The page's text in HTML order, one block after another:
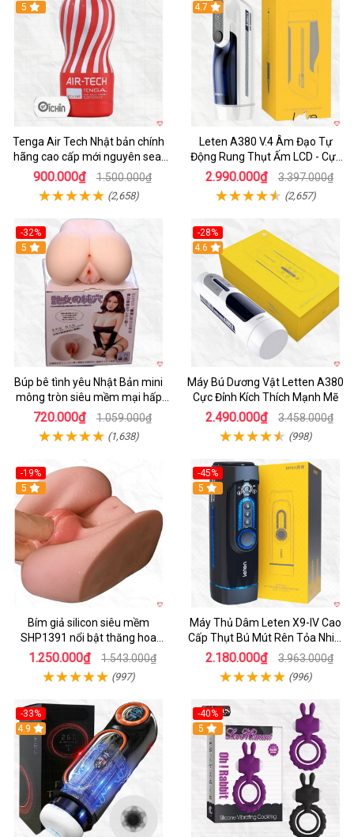
Hot
5
Tenga Air Tech Nhật bản chính
hãng cao cấp mới nguyên seal
giá tốt
900.000₫ 1.500.000₫
(2,658)
Hot
4.7
Leten A380 V.4 Âm Đạo Tự
Động Rung Thụt Ấm LCD - Cực
Phê
2.990.000₫ 3.397.000₫
(2,657)
-32%
Hot
5
Búp bê tình yêu Nhật Bản mini
mông tròn siêu mềm mại hấp
dẫn
720.000₫ 1.059.000₫
(1,638)
-28%
Hot
4.6
Máy Bú Dương Vật Letten A380
Cực Đỉnh Kích Thích Mạnh Mẽ
2.490.000₫ 3.458.000₫
(998)
-19%
Hot
5
Bím giả silicon siêu mềm
SHP1391 nổi bật thăng hoa
hoàn hảo
1.250.000₫ 1.543.000₫
(997)
-45%
Hot
5
Máy Thủ Dâm Leten X9-IV Cao
Cấp Thụt Bú Mút Rên Tỏa Nhiệt
Sạc Pin
2.180.000₫ 3.963.000₫
(996)
-33%
Hot
4.9
-40%
5